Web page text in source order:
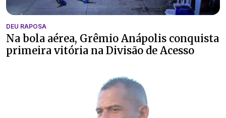
DEU RAPOSA
Na bola aérea, Grêmio Anápolis conquista
primeira vitória na Divisão de Acesso